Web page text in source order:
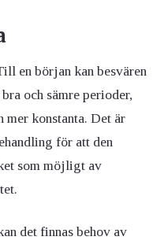
en början kan besvären
och sämre perioder,
mer konstanta. Det är
för att den
som möjligt av
det finnas behov av